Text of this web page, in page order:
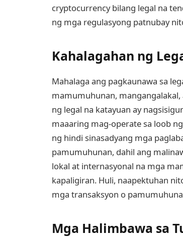
cryptocurrency bilang legal na
ng mga regulasyong patnubay
Kahalagahan ng
Mahalaga ang pagkaunawa sa
mamumuhunan,
ng legal na katayuan ay
maaaring mag-operate sa loob
ng hindi sinasadyang mga
pamumuhunan, dahil ang
lokal at internasyonal na mga
kapaligiran. Huli, naapektuhan
mga transaksyon o
Mga Halimbawa sa